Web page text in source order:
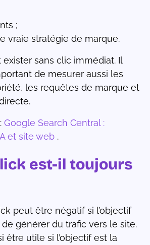
;
vraie stratégie de marque.
sans clic immédiat. Il
de mesurer aussi les
les requêtes de marque et
Google Search Central :
et site web .
est-il toujours
peut être négatif si l’objectif
générer du trafic vers le site.
être utile si l’objectif est la